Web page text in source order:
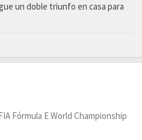
un doble triunfo en casa para
Fórmula E World Championship